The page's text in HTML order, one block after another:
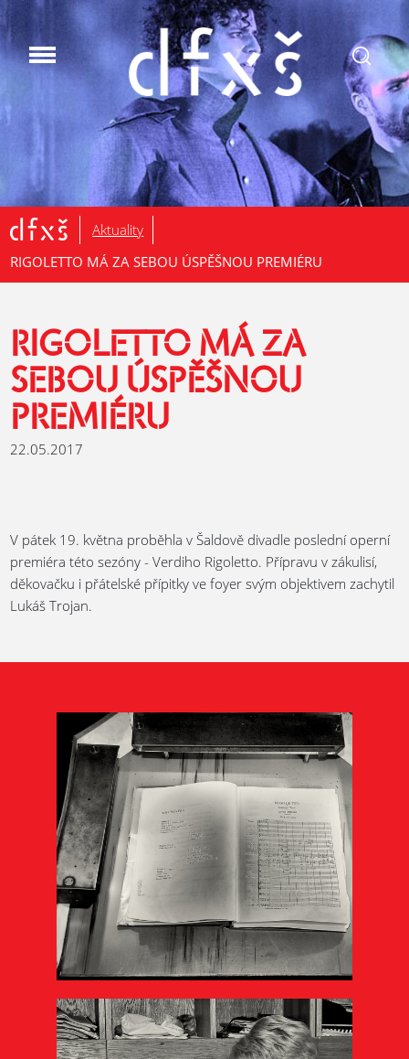
.
Aktuality
RIGOLETTO MÁ ZA SEBOU ÚSPĚŠNOU PREMIÉRU
RIGOLETTO MÁ ZA
SEBOU ÚSPĚŠNOU
PREMIÉRU
22.05.2017
V pátek 19. května proběhla v Šaldově divadle poslední operní
premiéra této sezóny - Verdiho Rigoletto. Přípravu v zákulisí,
děkovačku i přátelské přípitky ve foyer svým objektivem zachytil
Lukáš Trojan.